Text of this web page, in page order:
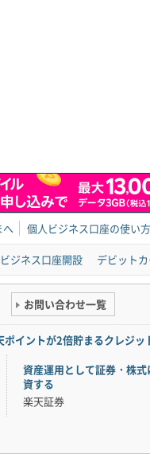
へ 個人ビジネス口座の使い方
ジネス口座開設 デビット
お問い合わせ一覧
ポイントが2倍貯まるクレジ
資産運用として証券・株式
資する
楽天証券